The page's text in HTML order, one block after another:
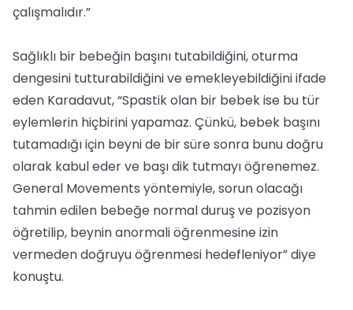
çalışmalıdır.”
Sağlıklı bir bebeğin başını tutabildiğini, oturma
dengesini tutturabildiğini ve emekleyebildiğini ifade
eden Karadavut, “Spastik olan bir bebek ise bu tür
eylemlerin hiçbirini yapamaz. Çünkü, bebek başını
tutamadığı için beyni de bir süre sonra bunu doğru
olarak kabul eder ve başı dik tutmayı öğrenemez.
General Movements yöntemiyle, sorun olacağı
tahmin edilen bebeğe normal duruş ve pozisyon
öğretilip, beynin anormali öğrenmesine izin
vermeden doğruyu öğrenmesi hedefleniyor” diye
konuştu.